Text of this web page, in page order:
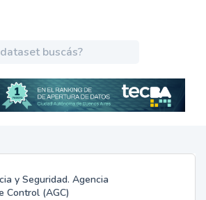
y Seguridad. Agencia
Control (AGC)